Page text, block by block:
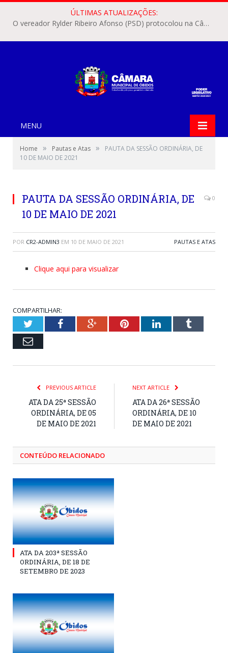
ÚLTIMAS ATUALIZAÇÕES:
O vereador Rylder Ribeiro Afonso (PSD) protocolou na Câmara Municipal de Óbidos o Requerimento nº 346/2026.
MENU
Home » Pautas e Atas »
PAUTA DA SESSÃO ORDINÁRIA, DE
10 DE MAIO DE 2021
PAUTA DA SESSÃO ORDINÁRIA, DE
10 DE MAIO DE 2021
0
POR CR2-ADMIN3 EM 10 DE MAIO DE 2021 PAUTAS E ATAS
Clique aqui para visualizar
COMPARTILHAR:
TwitterFacebookGoogle+PinterestLinkedInTumblr
Email
PREVIOUS ARTICLE
ATA DA 25ª SESSÃO
ORDINÁRIA, DE 05
DE MAIO DE 2021
NEXT ARTICLE
ATA DA 26ª SESSÃO
ORDINÁRIA, DE 10
DE MAIO DE 2021
CONTEÚDO RELACIONADO
ATA DA 203ª SESSÃO
ORDINÁRIA, DE 18 DE
SETEMBRO DE 2023